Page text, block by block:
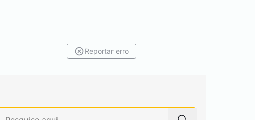
Reportar erro